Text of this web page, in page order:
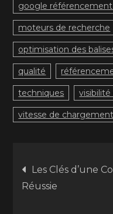
google
moteurs de recherche
optimisation des
qualité
techniques
vitesse de
de
Les Clés d’une
Réussie